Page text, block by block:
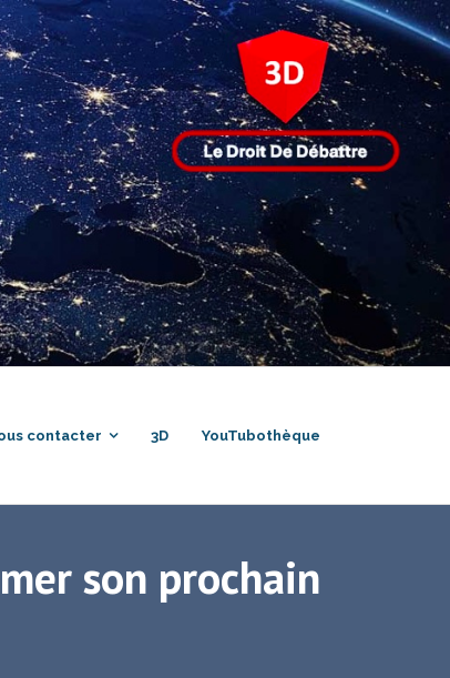
contacter 3D YouTubothèque
son prochain